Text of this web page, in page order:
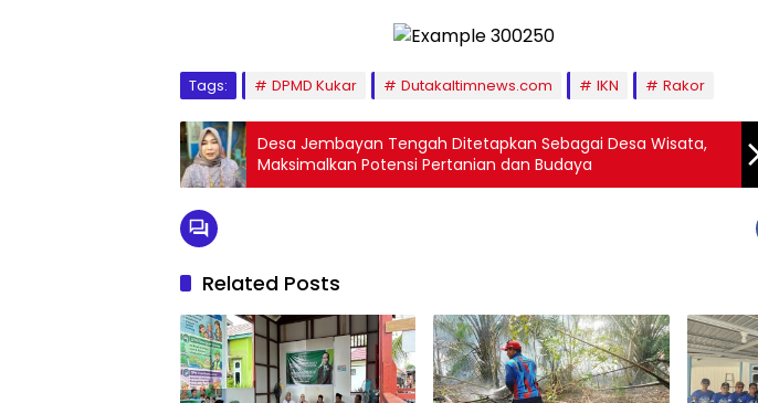
Tags: DPMD Kukar Dutakaltimnews.com IKN Rakor
Desa Jembayan Tengah Ditetapkan Sebagai Desa Wisata,
Maksimalkan Potensi Pertanian dan Budaya
Related Posts